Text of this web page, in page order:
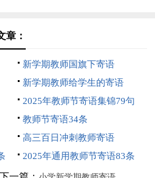
章：
新学期教师国旗下寄语
新学期教师给学生的寄语
2025年教师节寄语集锦79句
教师节寄语34条
高三百日冲刺教师寄语
2025年通用教师节寄语83条